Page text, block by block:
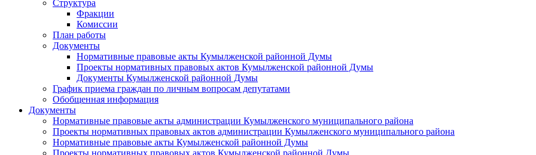
Структура
Фракции
Комиссии
План работы
Документы
Нормативные правовые акты Кумылженской районной Думы
Проекты нормативных правовых актов Кумылженской районной Думы
Документы Кумылженской районной Думы
График приема граждан по личным вопросам депутатами
Обобщенная информация
Документы
Нормативные правовые акты администрации Кумылженского муниципального района
Проекты нормативных правовых актов администрации Кумылженского муниципального района
Нормативные правовые акты Кумылженской районной Думы
Проекты нормативных правовых актов Кумылженской районной Думы